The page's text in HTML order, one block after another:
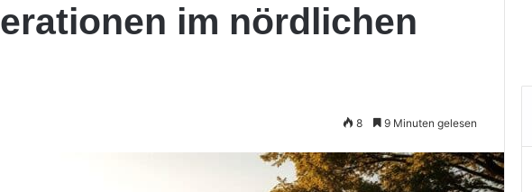
im nördlichen
8 9 Minuten gelesen